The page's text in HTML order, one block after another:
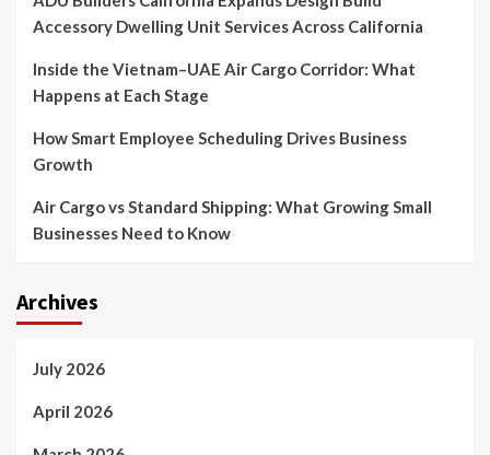
Accessory Dwelling Unit Services Across California
Inside the Vietnam–UAE Air Cargo Corridor: What
Happens at Each Stage
How Smart Employee Scheduling Drives Business
Growth
Air Cargo vs Standard Shipping: What Growing Small
Businesses Need to Know
Archives
July 2026
April 2026